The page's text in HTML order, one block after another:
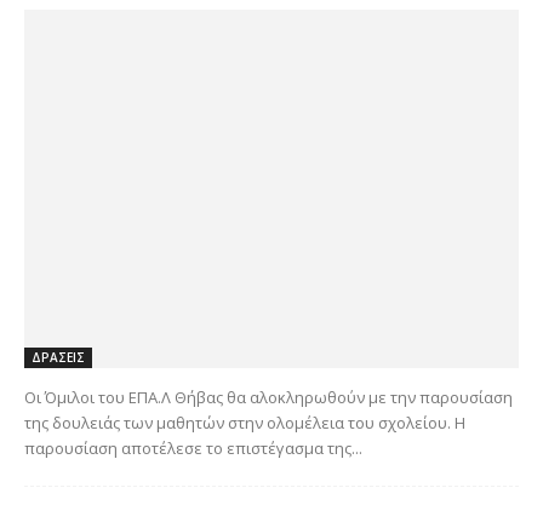
ΔΡΑΣΕΙΣ
Οι Όμιλοι του ΕΠΑ.Λ Θήβας θα αλοκληρωθούν με την παρουσίαση
της δουλειάς των μαθητών στην ολομέλεια του σχολείου. Η
παρουσίαση αποτέλεσε το επιστέγασμα της...